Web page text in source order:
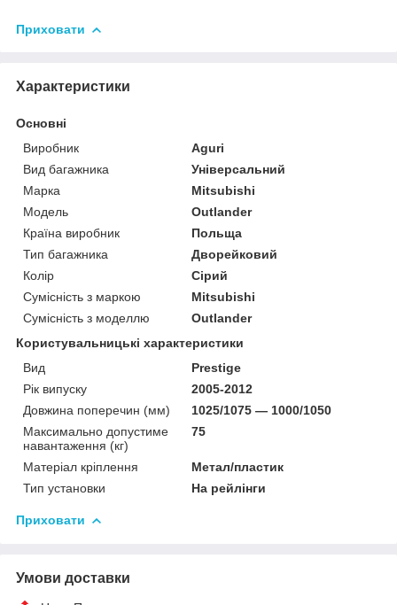
Приховати
Характеристики
Основні
Виробник
Aguri
Вид багажника
Універсальний
Марка
Mitsubishi
Модель
Outlander
Країна виробник
Польща
Тип багажника
Дворейковий
Колір
Сірий
Сумісність з маркою
Mitsubishi
Сумісність з моделлю
Outlander
Користувальницькі характеристики
Вид
Prestige
Рік випуску
2005-2012
Довжина поперечин (мм)
1025/1075 — 1000/1050
Максимально допустиме
навантаження (кг)
75
Матеріал кріплення
Метал/пластик
Тип установки
На рейлінги
Приховати
Умови доставки